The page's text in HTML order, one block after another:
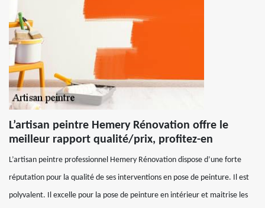
L’artisan peintre Hemery Rénovation offre le
meilleur rapport qualité/prix, profitez-en
L’artisan peintre professionnel Hemery Rénovation dispose d’une forte
réputation pour la qualité de ses interventions en pose de peinture. Il est
polyvalent. Il excelle pour la pose de peinture en intérieur et maitrise les